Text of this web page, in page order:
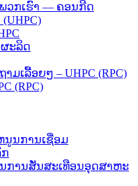
ວກເຮົາ — ຄອນກີດ
ະລິດ
ມເລື້ອຍໆ – UHPC (RPC)
(RPC)
ນການເຊື່ອມ
ການສັ່ນສະເທືອນອຸດສາຫະ